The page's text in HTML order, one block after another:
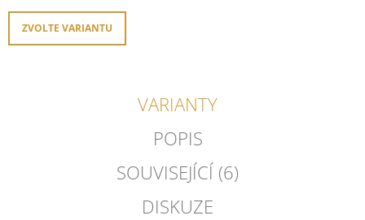
ZVOLTE VARIANTU
VARIANTY
POPIS
SOUVISEJÍCÍ (6)
DISKUZE